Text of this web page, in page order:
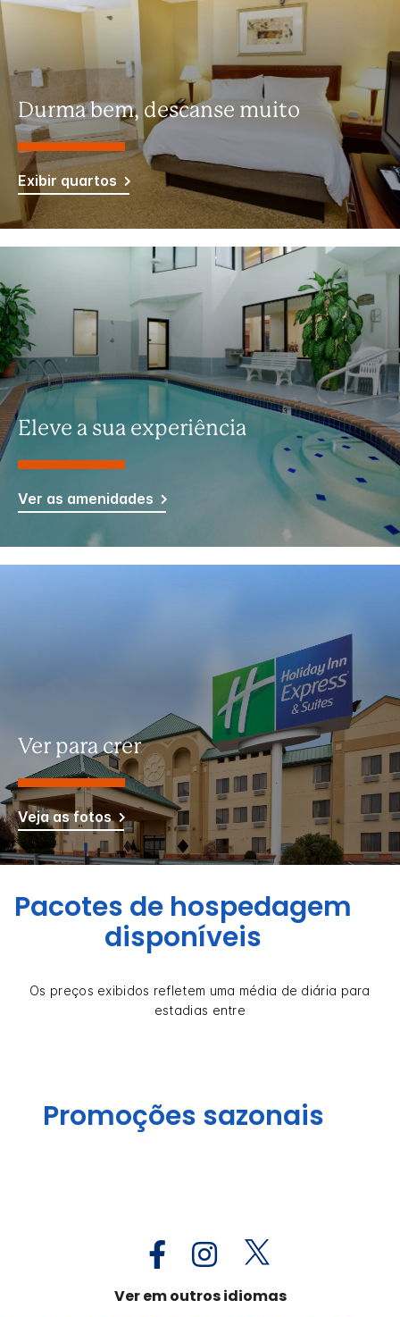
Durma bem, descanse muito
Exibir quartos
Eleve a sua experiência
Ver as amenidades
Ver para crer
Veja as fotos
Pacotes de hospedagem
disponíveis
Os preços exibidos refletem uma média de diária para
estadias entre
Promoções sazonais
Ver em outros idiomas